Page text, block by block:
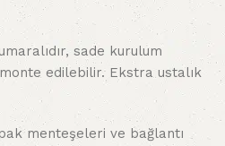
sade kurulum
edilebilir. Ekstra ustalık
menteşeleri ve bağlantı